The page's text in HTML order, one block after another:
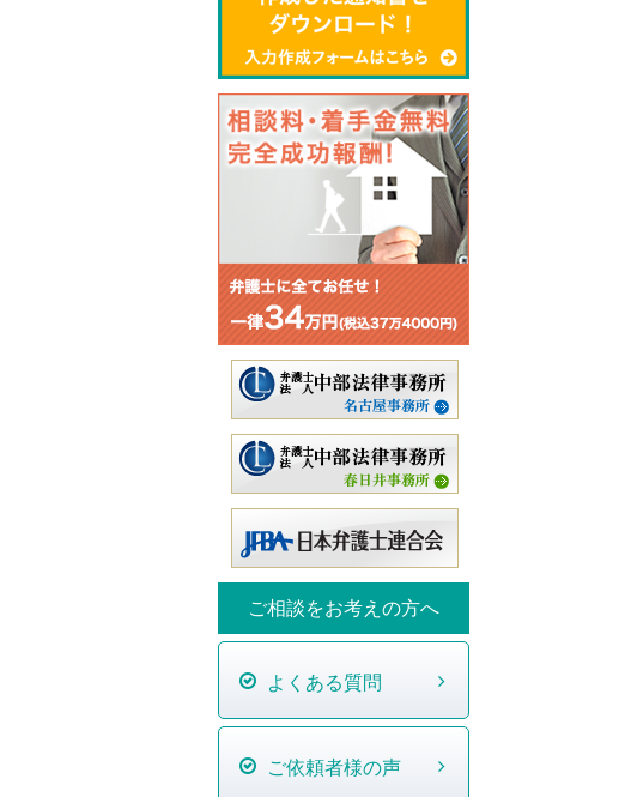
ご相談をお考えの方へ
よくある質問
ご依頼者様の声